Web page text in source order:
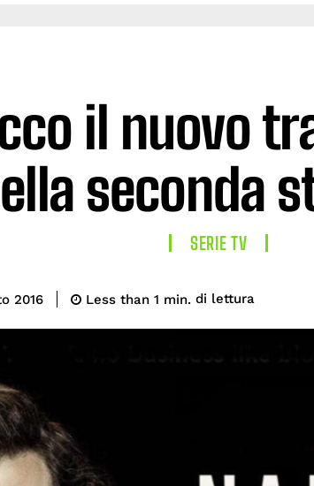
il nuovo
seconda
SERIE TV
2016 Less than 1 min. di lettura